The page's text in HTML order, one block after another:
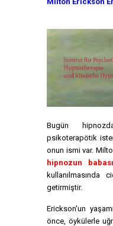
Bugün
psikoterapötik
onun ismi var.
hipnozun
kullanılmasında
getirmiştir.
Erickson'un
önce, öykülerle